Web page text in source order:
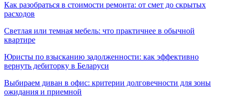
Как разобраться в стоимости ремонта: от смет до скрытых
расходов
Светлая или темная мебель: что практичнее в обычной
квартире
Юристы по взысканию задолженности: как эффективно
вернуть дебиторку в Беларуси
Выбираем диван в офис: критерии долговечности для зоны
ожидания и приемной